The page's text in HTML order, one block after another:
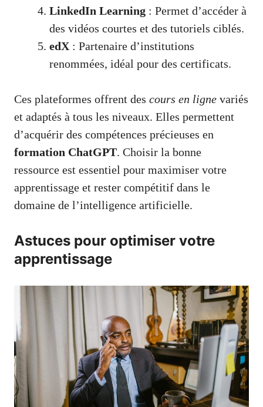
LinkedIn Learning : Permet d’accéder à
des vidéos courtes et des tutoriels ciblés.
edX : Partenaire d’institutions
renommées, idéal pour des certificats.
Ces plateformes offrent des cours en ligne variés
et adaptés à tous les niveaux. Elles permettent
d’acquérir des compétences précieuses en
formation ChatGPT. Choisir la bonne
ressource est essentiel pour maximiser votre
apprentissage et rester compétitif dans le
domaine de l’intelligence artificielle.
Astuces pour optimiser votre
apprentissage